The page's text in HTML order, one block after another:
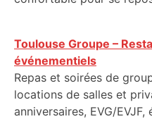
Toulouse Groupe –
événementiels
Repas et soirées de
locations de salles et
anniversaires, EVG/EVJF,